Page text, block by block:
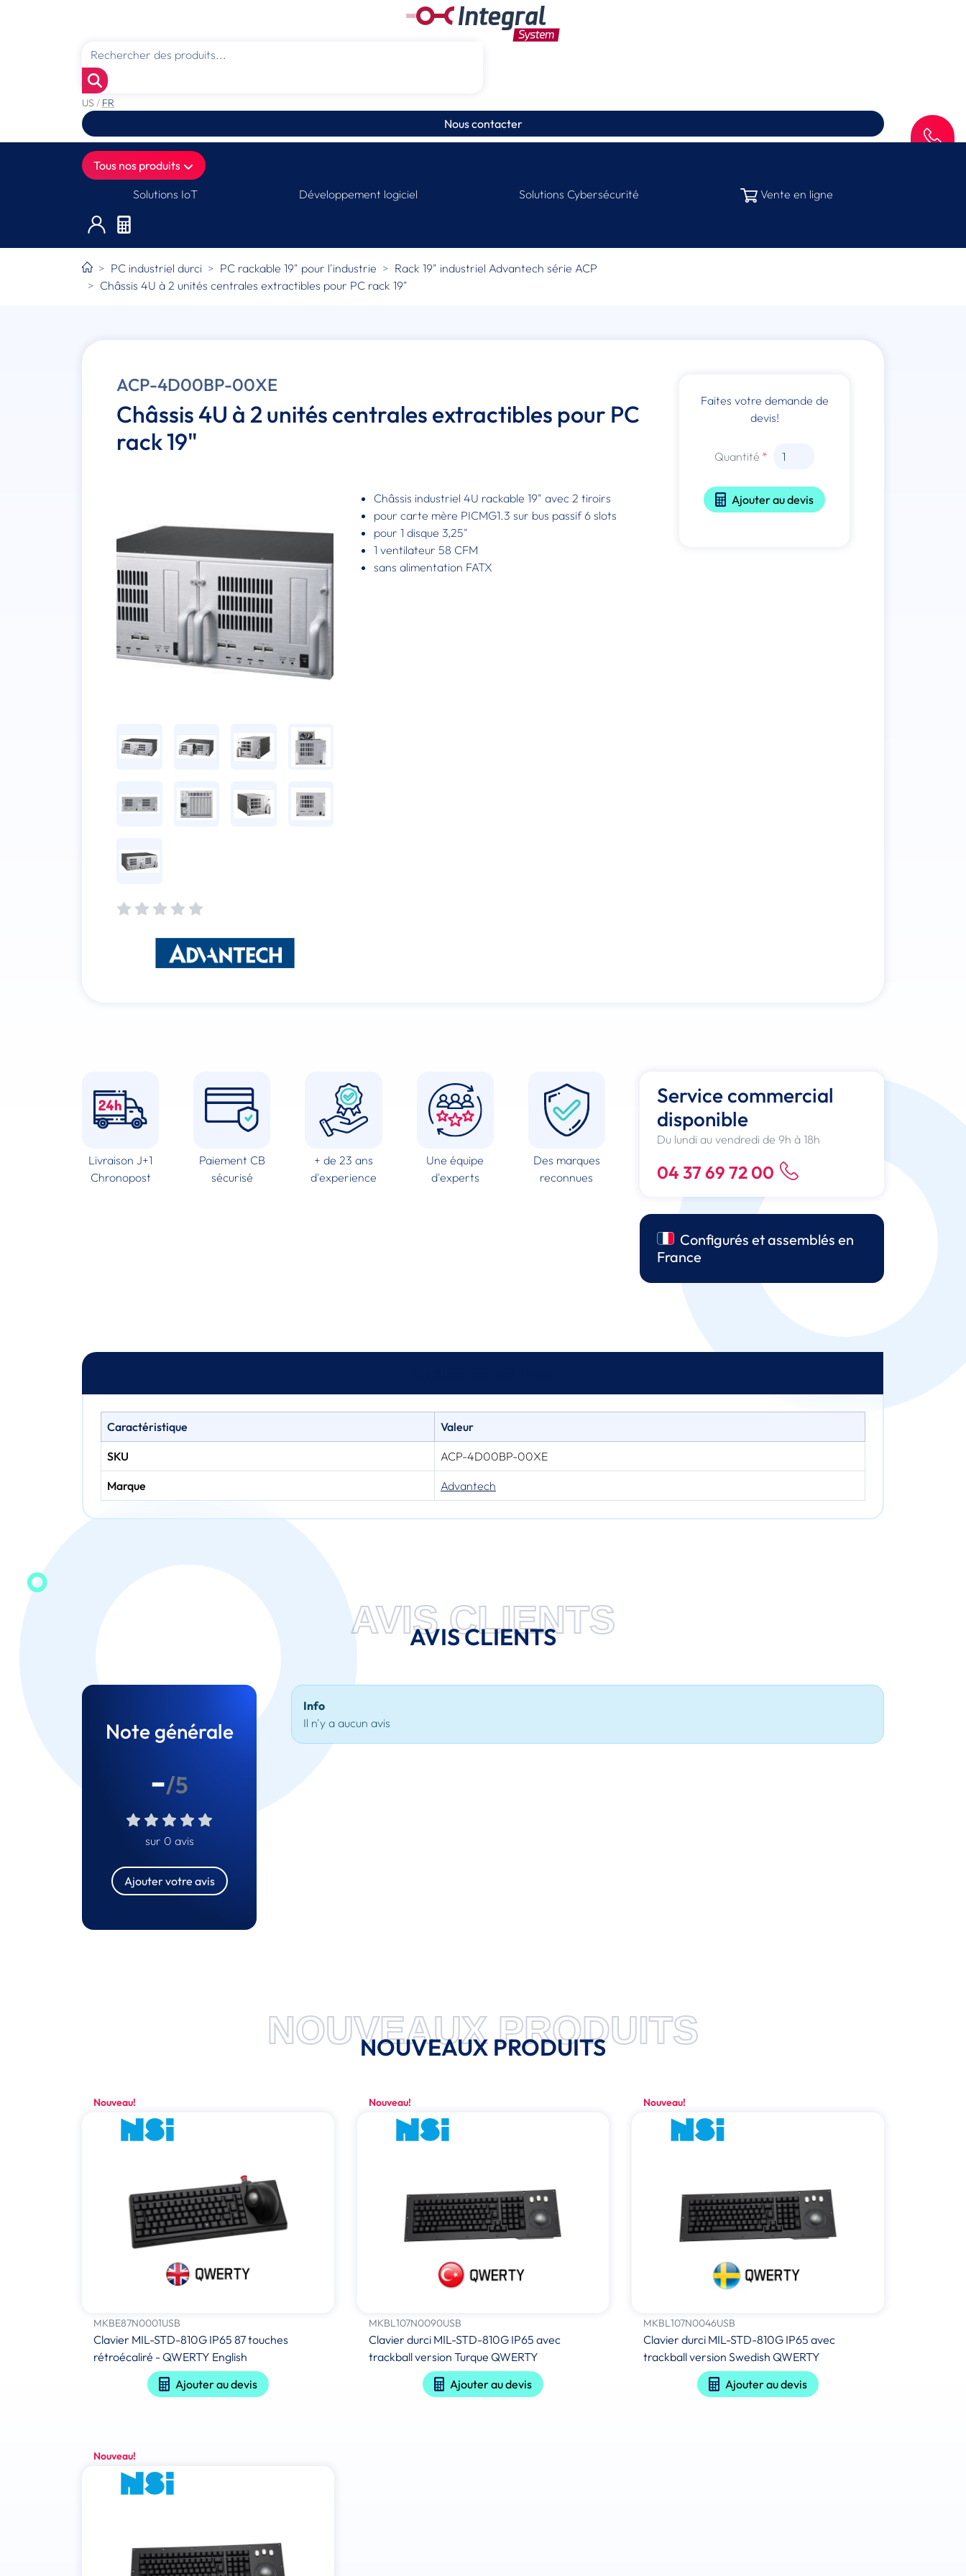
US / FR
Nous contacter
Tous nos produits
Solutions IoT Développement logiciel Solutions Cybersécurité Vente en ligne
PC industriel durci PC rackable 19" pour l'industrie
Rack 19" industriel Advantech série ACP
Châssis 4U à 2 unités centrales extractibles pour PC rack 19"
ACP-4D00BP-00XE
Châssis 4U à 2 unités centrales extractibles pour PC
rack 19"
Châssis industriel 4U rackable 19" avec 2 tiroirs
pour carte mère PICMG1.3 sur bus passif 6 slots
pour 1 disque 3,25"
1 ventilateur 58 CFM
sans alimentation FATX
Faites votre demande de
devis!
Quantité
Ajouter au devis
Livraison J+1
Chronopost
Paiement CB
sécurisé
+ de 23 ans
d'experience
Une équipe
d'experts
Des marques
reconnues
Service commercial
disponible
Du lundi au vendredi de 9h à 18h
04 37 69 72 00
Configurés et assemblés en
France
Caractéristique Valeur
SKU ACP-4D00BP-00XE
Marque Advantech
AVIS CLIENTS
AVIS CLIENTS
Note générale
-/5
sur 0 avis
Ajouter votre avis
Info
Il n'y a aucun avis
NOUVEAUX PRODUITS
NOUVEAUX PRODUITS
Nouveau!
MKBE87N0001USB
Clavier MIL-STD-810G IP65 87 touches
rétroécaliré - QWERTY English
Ajouter au devis
Nouveau!
MKBL107N0090USB
Clavier durci MIL-STD-810G IP65 avec
trackball version Turque QWERTY
Ajouter au devis
Nouveau!
MKBL107N0046USB
Clavier durci MIL-STD-810G IP65 avec
trackball version Swedish QWERTY
Ajouter au devis
Nouveau!